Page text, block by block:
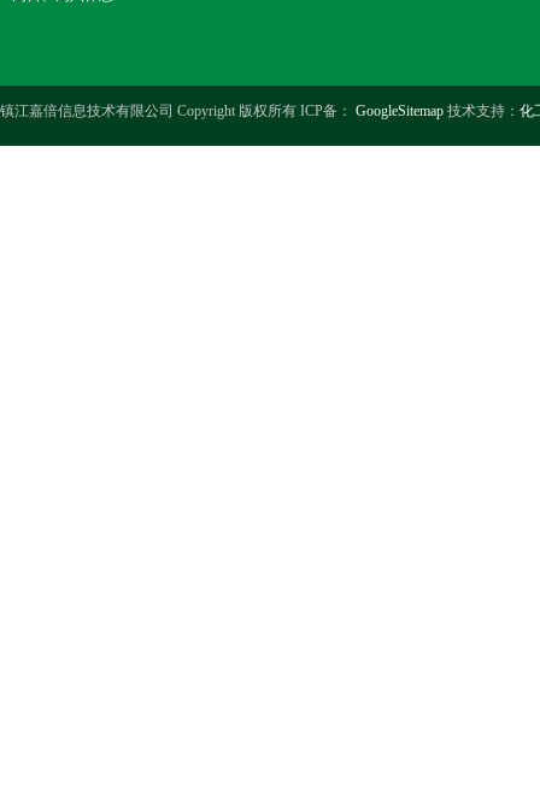
镇江嘉倍信息技术有限公司 Copyright 版权所有 ICP备： GoogleSitemap 技术支持： 化